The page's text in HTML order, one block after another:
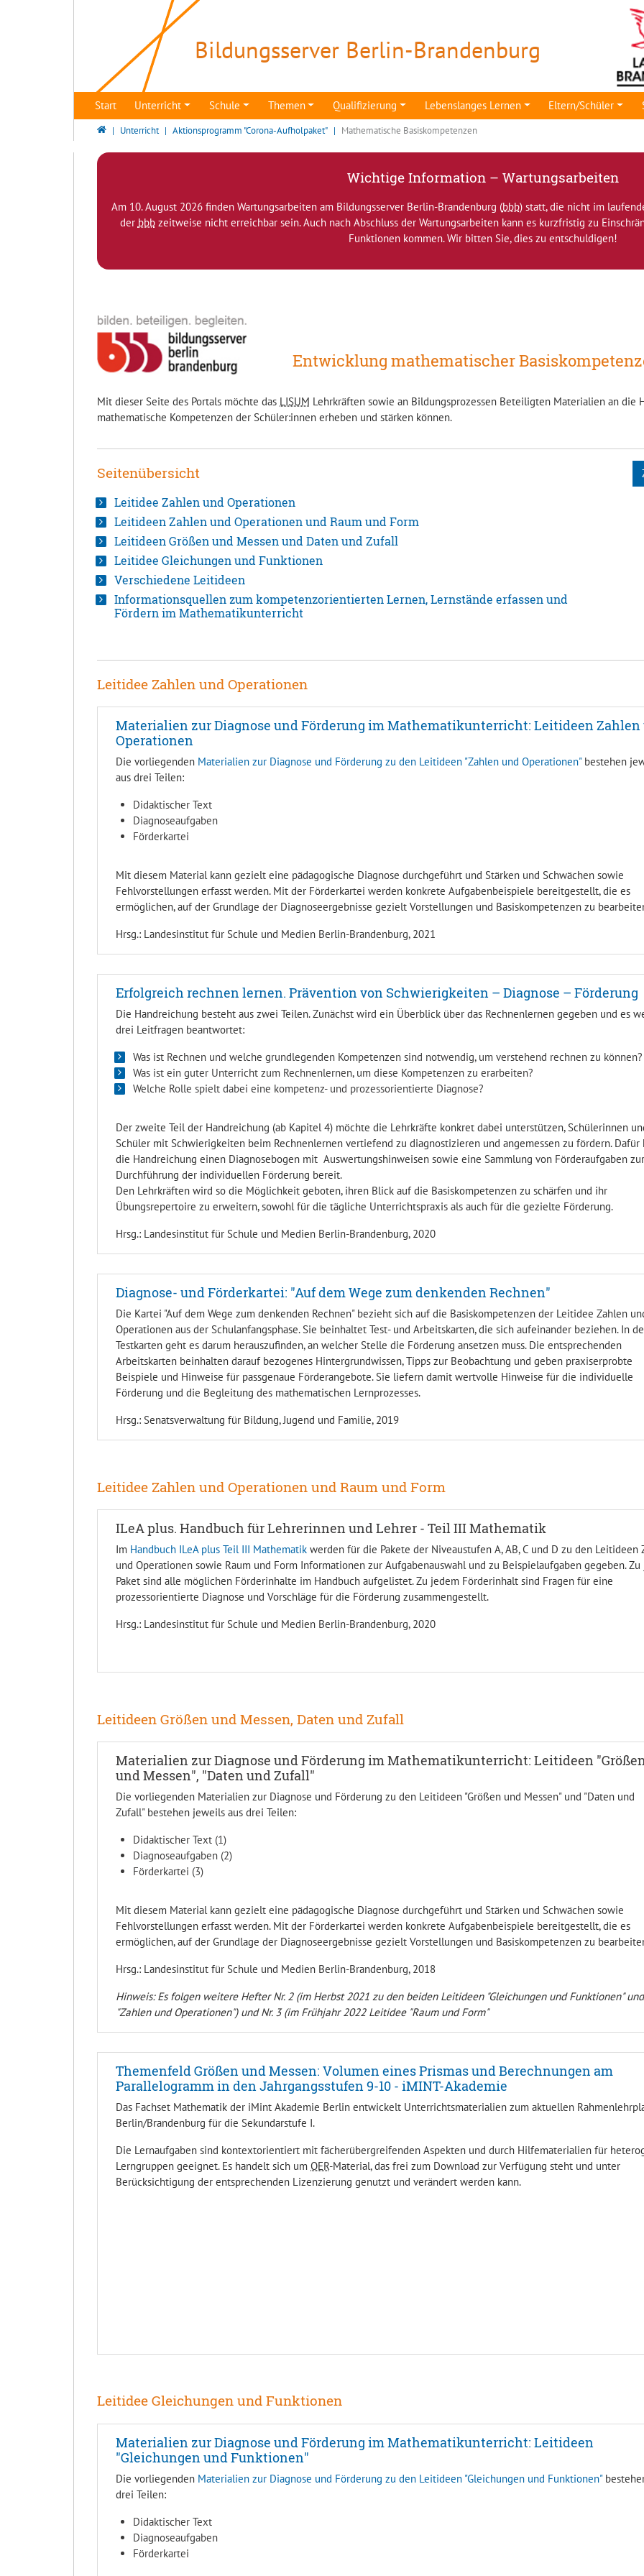
Bildungsserver Berlin-Brandenburg
Start Unterricht Schule Themen Qualifizierung Lebenslanges Lernen Eltern/Schüler
Bildungsserver Berlin - Brandenburg
Unterricht Aktionsprogramm "Corona-Aufholpaket" Mathematische Basiskompetenzen
Wichtige Information – Wartungsarbeiten
Am 10. August 2026 finden Wartungsarbeiten am Bildungsserver Berlin-Brandenburg (bbb) statt, die nicht im
der bbbzeitweise nicht erreichbar sein. Auch nach Abschluss der Wartungsarbeiten kann es kurzfristig zu
Funktionen kommen. Wir bitten Sie, dies zu entschuldigen!
Entwicklung mathematischer
Mit dieser Seite des Portals möchte das LISUM Lehrkräften sowie an Bildungsprozessen Beteiligten Materialien an die
mathematische Kompetenzen der Schüler:innen erheben und stärken können.
Seitenübersicht
Leitidee Zahlen und Operationen
Leitideen Zahlen und Operationen und Raum und Form
Leitideen Größen und Messen und Daten und Zufall
Leitidee Gleichungen und Funktionen
Verschiedene Leitideen
Informationsquellen zum kompetenzorientierten Lernen, Lernstände erfassen und
Fördern im Mathematikunterricht
Leitidee Zahlen und Operationen
Materialien zur Diagnose und Förderung im Mathematikunterricht: Leitideen Zahlen
Operationen
Die vorliegenden Materialien zur Diagnose und Förderung zu den Leitideen "Zahlen und Operationen"bestehen
aus drei Teilen:
Didaktischer Text
Diagnoseaufgaben
Förderkartei
Mit diesem Material kann gezielt eine pädagogische Diagnose durchgeführt und Stärken und Schwächen sowie
Fehlvorstellungen erfasst werden. Mit der Förderkartei werden konkrete Aufgabenbeispiele bereitgestellt, die es
ermöglichen, auf der Grundlage der Diagnoseergebnisse gezielt Vorstellungen und Basiskompetenzen zu
Hrsg.: Landesinstitut für Schule und Medien Berlin-Brandenburg, 2021
Erfolgreich rechnen lernen. Prävention von Schwierigkeiten – Diagnose – Förderung
Die Handreichung besteht aus zwei Teilen. Zunächst wird ein Überblick über das Rechnenlernen gegeben und es
drei Leitfragen beantwortet:
Was ist Rechnen und welche grundlegenden Kompetenzen sind notwendig, um verstehend rechnen zu können?
Was ist ein guter Unterricht zum Rechnenlernen, um diese Kompetenzen zu erarbeiten?
Welche Rolle spielt dabei eine kompetenz- und prozessorientierte Diagnose?
Der zweite Teil der Handreichung (ab Kapitel 4) möchte die Lehrkräfte konkret dabei unterstützen, Schülerinnen
Schüler mit Schwierigkeiten beim Rechnenlernen vertiefend zu diagnostizieren und angemessen zu fördern. Dafür
die Handreichung einen Diagnosebogen mit Auswertungshinweisen sowie eine Sammlung von Förderaufgaben zur
Durchführung der individuellen Förderung bereit.
Den Lehrkräften wird so die Möglichkeit geboten, ihren Blick auf die Basiskompetenzen zu schärfen und ihr
Übungsrepertoire zu erweitern, sowohl für die tägliche Unterrichtspraxis als auch für die gezielte Förderung.
Hrsg.: Landesinstitut für Schule und Medien Berlin-Brandenburg, 2020
Diagnose- und Förderkartei: "Auf dem Wege zum denkenden Rechnen"
Die Kartei "Auf dem Wege zum denkenden Rechnen" bezieht sich auf die Basiskompetenzen der Leitidee Zahlen
Operationen aus der Schulanfangsphase. Sie beinhaltet Test- und Arbeitskarten, die sich aufeinander beziehen. In
Testkarten geht es darum herauszufinden, an welcher Stelle die Förderung ansetzen muss. Die entsprechenden
Arbeitskarten beinhalten darauf bezogenes Hintergrundwissen, Tipps zur Beobachtung und geben praxiserprobte
Beispiele und Hinweise für passgenaue Förderangebote. Sie liefern damit wertvolle Hinweise für die individuelle
Förderung und die Begleitung des mathematischen Lernprozesses.
Hrsg.: Senatsverwaltung für Bildung, Jugend und Familie, 2019
Leitidee Zahlen und Operationen und Raum und Form
ILeA plus. Handbuch für Lehrerinnen und Lehrer - Teil III Mathematik
Im Handbuch ILeA plus Teil III Mathematik werden für die Pakete der Niveaustufen A, AB, C und D zu den Leitideen
und Operationen sowie Raum und Form Informationen zur Aufgabenauswahl und zu Beispielaufgaben gegeben.
Paket sind alle möglichen Förderinhalte im Handbuch aufgelistet. Zu jedem Förderinhalt sind Fragen für eine
prozessorientierte Diagnose und Vorschläge für die Förderung zusammengestellt.
Hrsg.: Landesinstitut für Schule und Medien Berlin-Brandenburg, 2020
Leitideen Größen und Messen, Daten und Zufall
Materialien zur Diagnose und Förderung im Mathematikunterricht: Leitideen
und Messen", "Daten und Zufall"
Die vorliegenden Materialien zur Diagnose und Förderung zu den Leitideen "Größen und Messen" und "Daten und
Zufall" bestehen jeweils aus drei Teilen:
Didaktischer Text (1)
Diagnoseaufgaben (2)
Förderkartei (3)
Mit diesem Material kann gezielt eine pädagogische Diagnose durchgeführt und Stärken und Schwächen sowie
Fehlvorstellungen erfasst werden. Mit der Förderkartei werden konkrete Aufgabenbeispiele bereitgestellt, die es
ermöglichen, auf der Grundlage der Diagnoseergebnisse gezielt Vorstellungen und Basiskompetenzen zu
Hrsg.: Landesinstitut für Schule und Medien Berlin-Brandenburg, 2018
Hinweis: Es folgen weitere Hefter Nr. 2 (im Herbst 2021 zu den beiden Leitideen "Gleichungen und Funktionen" und
"Zahlen und Operationen") und Nr. 3 (im Frühjahr 2022 Leitidee "Raum und Form"
Themenfeld Größen und Messen: Volumen eines Prismas und Berechnungen am
Parallelogramm in den Jahrgangsstufen 9-10 - iMINT-Akademie
Das Fachset Mathematik der iMint Akademie Berlin entwickelt Unterrichtsmaterialien zum aktuellen
Berlin/Brandenburg für die Sekundarstufe I.
Die Lernaufgaben sind kontextorientiert mit fächerübergreifenden Aspekten und durch Hilfematerialien für
Lerngruppen geeignet. Es handelt sich um OER-Material, das frei zum Download zur Verfügung steht und unter
Berücksichtigung der entsprechenden Lizenzierung genutzt und verändert werden kann.
Leitidee Gleichungen und Funktionen
Materialien zur Diagnose und Förderung im Mathematikunterricht: Leitideen
"Gleichungen und Funktionen"
Die vorliegenden Materialien zur Diagnose und Förderung zu den Leitideen "Gleichungen und Funktionen"
drei Teilen:
Didaktischer Text
Diagnoseaufgaben
Förderkartei